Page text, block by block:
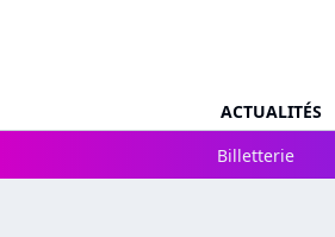
ACTUALITÉS
Billetterie